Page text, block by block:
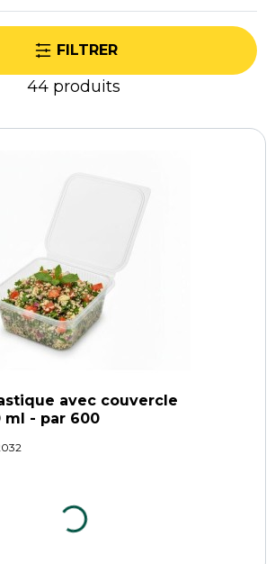
excellente opportunité pour
approvisionnements, découvrir de
et optimiser ses achats tout
un niveau de qualité élevé.
FILTRER
44 produits
avec couvercle
ml - par 600